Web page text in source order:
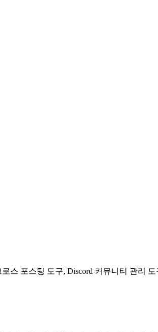
포스팅 도구, Discord 커뮤니티 관리